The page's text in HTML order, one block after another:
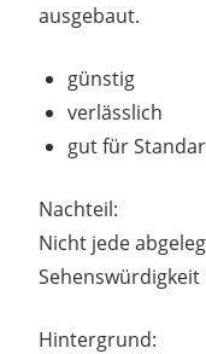
ausgebaut.
günstig
verlässlich
gut für
Nachteil:
Nicht jede
Hintergrund: